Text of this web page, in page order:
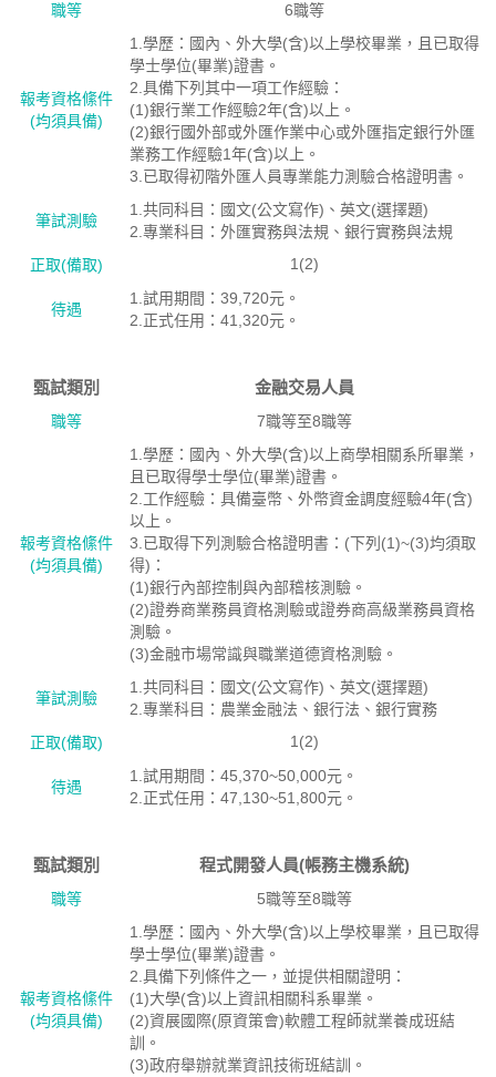
職等 6職等
報考資格絛件
(均須具備)
1.學歷：國內、外大學(含)以上學校畢業，且已取得
學士學位(畢業)證書。
2.具備下列其中一項工作經驗：
(1)銀行業工作經驗2年(含)以上。
(2)銀行國外部或外匯作業中心或外匯指定銀行外匯
業務工作經驗1年(含)以上。
3.已取得初階外匯人員專業能力測驗合格證明書。
筆試測驗
1.共同科目：國文(公文寫作)、英文(選擇題)
2.專業科目：外匯實務與法規、銀行實務與法規
正取(備取)
1(2)
待遇
1.試用期間：39,720元。
2.正式任用：41,320元。
甄試類別 金融交易人員
職等 7職等至8職等
報考資格絛件
(均須具備)
1.學歷：國內、外大學(含)以上商學相關系所畢業，
且已取得學士學位(畢業)證書。
2.工作經驗：具備臺幣、外幣資金調度經驗4年(含)
以上。
3.已取得下列測驗合格證明書：(下列(1)~(3)均須取
得)：
(1)銀行內部控制與內部稽核測驗。
(2)證券商業務員資格測驗或證券商高級業務員資格
測驗。
(3)金融市場常識與職業道德資格測驗。
筆試測驗
1.共同科目：國文(公文寫作)、英文(選擇題)
2.專業科目：農業金融法、銀行法、銀行實務
正取(備取)
1(2)
待遇
1.試用期間：45,370~50,000元。
2.正式任用：47,130~51,800元。
甄試類別 程式開發人員(帳務主機系統)
職等 5職等至8職等
報考資格絛件
(均須具備)
1.學歷：國內、外大學(含)以上學校畢業，且已取得
學士學位(畢業)證書。
2.具備下列條件之一，並提供相關證明：
(1)大學(含)以上資訊相關科系畢業。
(2)資展國際(原資策會)軟體工程師就業養成班結
訓。
(3)政府舉辦就業資訊技術班結訓。